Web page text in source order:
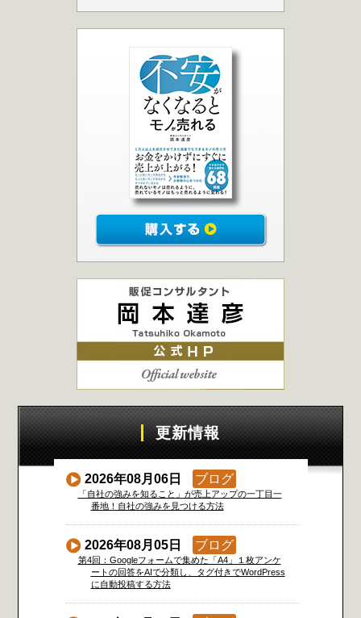
更新情報
2026年08月06日 ブログ
「自社の強みを知ること」が売上アップの一丁目一
番地！自社の強みを見つける方法
2026年08月05日 ブログ
第4回：Googleフォームで集めた「A4」１枚アンケ
ートの回答をAIで分類し、タグ付きでWordPress
に自動投稿する方法